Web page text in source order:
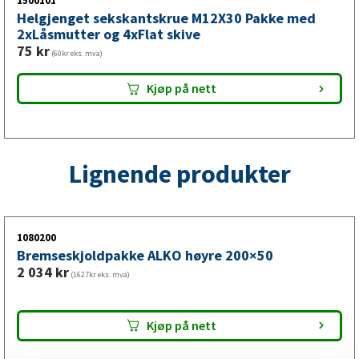
monteringskonsollerne er et annet klart tegn på at det er
tid.
Helgjenget sekskantskrue M12X30 Pakke med
2xLåsmutter og 4xFlat skive
75 kr (60kr eks. mva)
Kjøp på nett
Lignende produkter
1080200
Bremseskjoldpakke ALKO høyre 200×50
2 034 kr (1627kr eks. mva)
Kjøp på nett